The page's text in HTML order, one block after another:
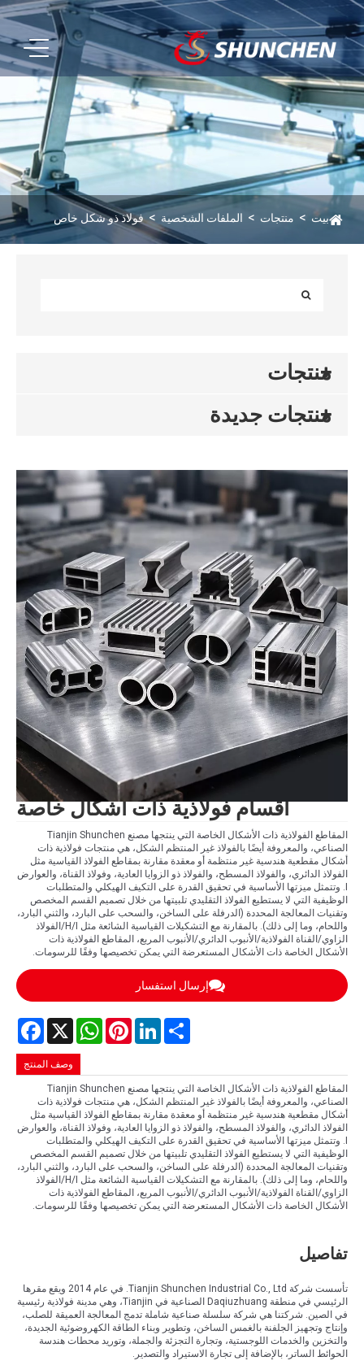
بيت منتجات الملفات الشخصية فولاذ ذو شكل خاص
منتجات
منتجات جديدة
أقسام فولاذية ذات أشكال خاصة
المقاطع الفولاذية ذات الأشكال الخاصة التي ينتجها مصنع Tianjin Shunchen
الصناعي، والمعروفة أيضًا بالفولاذ غير المنتظم الشكل، هي منتجات فولاذية ذات
أشكال مقطعية هندسية غير منتظمة أو معقدة مقارنة بمقاطع الفولاذ القياسية مثل
الفولاذ الدائري، والفولاذ المسطح، والفولاذ ذو الزوايا العادية، وفولاذ القناة، والعوارض
I. وتتمثل ميزتها الأساسية في تحقيق القدرة على التكيف الهيكلي والمتطلبات
الوظيفية التي لا يستطيع الفولاذ التقليدي تلبيتها من خلال تصميم القسم المخصص
وتقنيات المعالجة المحددة (الدرفلة على الساخن، والسحب على البارد، والثني البارد،
واللحام، وما إلى ذلك). بالمقارنة مع التشكيلات القياسية الشائعة مثل H/I/الفولاذ
الزاوي/القناة الفولاذية/الأنبوب الدائري/الأنبوب المربع، المقاطع الفولاذية ذات
الأشكال الخاصة ذات الأشكال المستعرضة التي يمكن تخصيصها وفقًا للرسومات.
إرسال استفسار
Facebook X
WhatsAppPinterestLinkedIn Share
وصف المنتج
المقاطع الفولاذية ذات الأشكال الخاصة التي ينتجها مصنع Tianjin Shunchen
الصناعي، والمعروفة أيضًا بالفولاذ غير المنتظم الشكل، هي منتجات فولاذية ذات
أشكال مقطعية هندسية غير منتظمة أو معقدة مقارنة بمقاطع الفولاذ القياسية مثل
الفولاذ الدائري، والفولاذ المسطح، والفولاذ ذو الزوايا العادية، وفولاذ القناة، والعوارض
I. وتتمثل ميزتها الأساسية في تحقيق القدرة على التكيف الهيكلي والمتطلبات
الوظيفية التي لا يستطيع الفولاذ التقليدي تلبيتها من خلال تصميم القسم المخصص
وتقنيات المعالجة المحددة (الدرفلة على الساخن، والسحب على البارد، والثني البارد،
واللحام، وما إلى ذلك). بالمقارنة مع التشكيلات القياسية الشائعة مثل H/I/الفولاذ
الزاوي/القناة الفولاذية/الأنبوب الدائري/الأنبوب المربع، المقاطع الفولاذية ذات
الأشكال الخاصة ذات الأشكال المستعرضة التي يمكن تخصيصها وفقًا للرسومات.
تفاصيل
تأسست شركة Tianjin Shunchen Industrial Co., Ltd. في عام 2014 ويقع مقرها
الرئيسي في منطقة Daqiuzhuang الصناعية في Tianjin، وهي مدينة فولاذية رئيسية
في الصين. شركتنا هي شركة سلسلة صناعية شاملة تدمج المعالجة العميقة للصلب،
وإنتاج وتجهيز الجلفنة بالغمس الساخن، وتطوير وبناء الطاقة الكهروضوئية الجديدة،
والتخزين والخدمات اللوجستية، وتجارة التجزئة والجملة، وتوريد محطات هندسة
الحوائط الساتر، بالإضافة إلى تجارة الاستيراد والتصدير.